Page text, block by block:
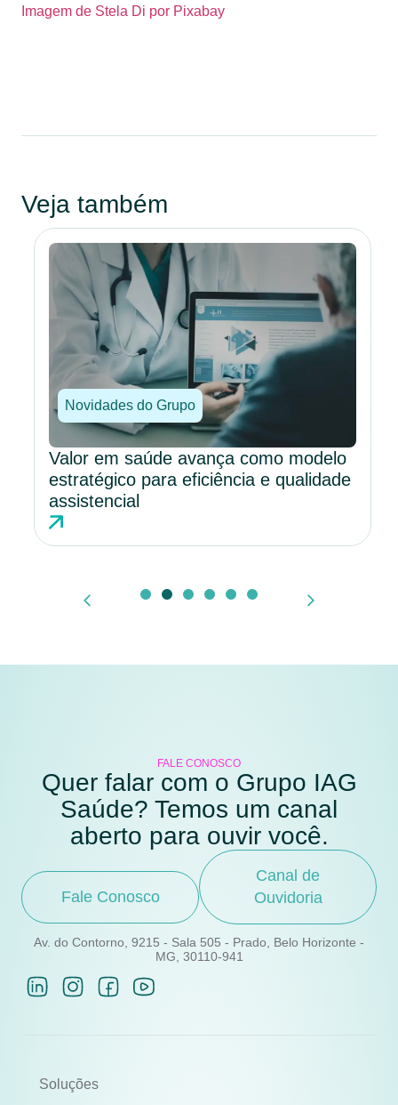
Imagem de Stela Di por Pixabay
Veja também
Novidades do Grupo
Valor em saúde avança como modelo
estratégico para eficiência e qualidade
assistencial
FALE CONOSCO
Quer falar com o Grupo IAG
Saúde? Temos um canal
aberto para ouvir você.
Fale Conosco
Canal de
Ouvidoria
Av. do Contorno, 9215 - Sala 505 - Prado, Belo Horizonte -
MG, 30110-941
Soluções